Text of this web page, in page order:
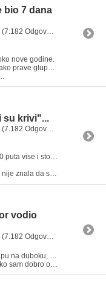
bio 7 dana
(7.182 Odgovora, 13.565.240 Pregleda) od
nove godine.
njih stoje gss-ovci.
su krivi"...
(7.182 Odgovora, 13.565.240 Pregleda) od
vise sranja na stazi.
da sedne na...
vodio
(7.182 Odgovora, 13.565.240 Pregleda) od
pretprosle nedelje je instruktor vodio grupu na duboku, a da duboka jos uvek nije bila otvorena.
obavesten.